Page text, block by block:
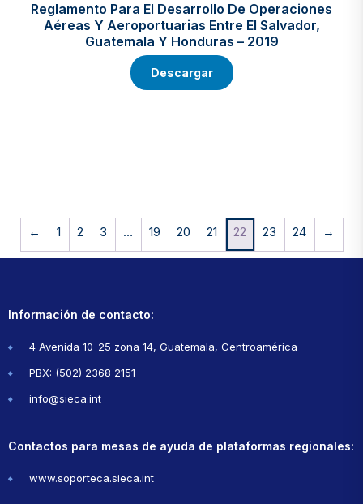
Reglamento Para El Desarrollo De Operaciones
Aéreas Y Aeroportuarias Entre El Salvador,
Guatemala Y Honduras – 2019
Descargar
← 1 2 3 … 19 20 21 22 23 24 →
Información de contacto:
4 Avenida 10-25 zona 14, Guatemala, Centroamérica
PBX: (502) 2368 2151
info@sieca.int
Contactos para mesas de ayuda de plataformas regionales:
www.soporteca.sieca.int